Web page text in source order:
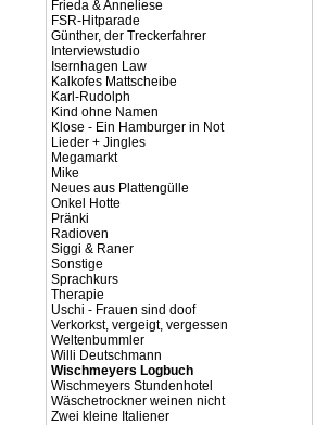
Frieda & Anneliese
FSR-Hitparade
Günther, der Treckerfahrer
Interviewstudio
Isernhagen Law
Kalkofes Mattscheibe
Karl-Rudolph
Kind ohne Namen
Klose - Ein Hamburger in Not
Lieder + Jingles
Megamarkt
Mike
Neues aus Plattengülle
Onkel Hotte
Pränki
Radioven
Siggi & Raner
Sonstige
Sprachkurs
Therapie
Uschi - Frauen sind doof
Verkorkst, vergeigt, vergessen
Weltenbummler
Willi Deutschmann
Wischmeyers Logbuch
Wischmeyers Stundenhotel
Wäschetrockner weinen nicht
Zwei kleine Italiener